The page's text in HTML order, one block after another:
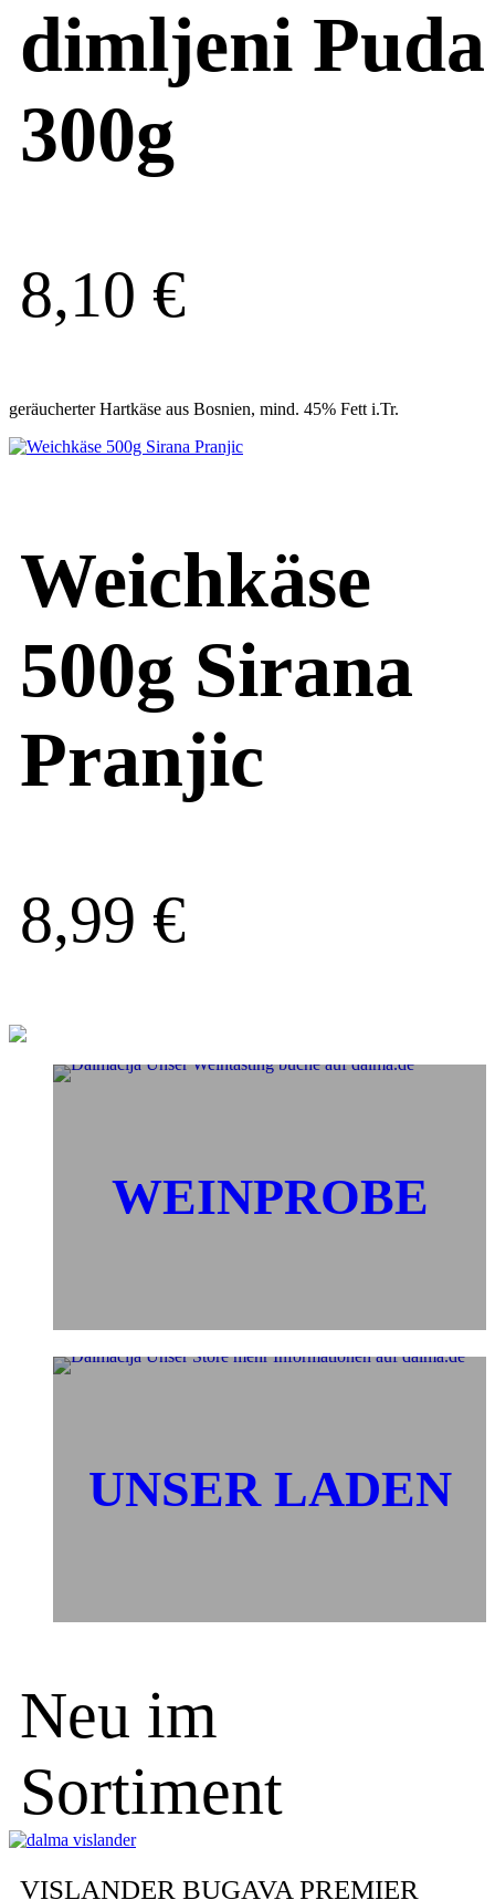
dimljeni Puda
300g
8,10 €
geräucherter Hartkäse aus Bosnien, mind. 45% Fett i.Tr.
Weichkäse
500g Sirana
Pranjic
8,99 €
WEINPROBE
UNSER LADEN
Neu im
Sortiment
VISLANDER BUGAVA PREMIER